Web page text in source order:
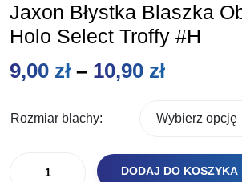
Jaxon Błystka Blaszka
Holo Select Troffy #H
9,00 zł – 10,90 złZakres
9,00 zł
Rozmiar blachy:
DODAJ DO KOSZYKA